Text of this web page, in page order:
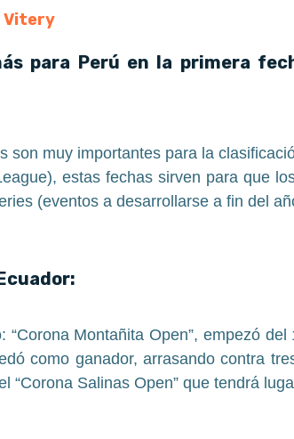
Vitery
para Perú en la primera
son muy importantes para la
estas fechas sirven para que
(eventos a desarrollarse a fin del
“Corona Montañita Open”, empezó
como ganador, arrasando contra
“Corona Salinas Open” que tendrá